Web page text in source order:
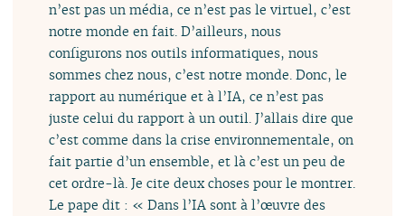
n’est pas un média, ce n’est pas le virtuel, c’est
notre monde en fait. D’ailleurs, nous
configurons nos outils informatiques, nous
sommes chez nous, c’est notre monde. Donc, le
rapport au numérique et à l’IA, ce n’est pas
juste celui du rapport à un outil. J’allais dire que
c’est comme dans la crise environnementale, on
fait partie d’un ensemble, et là c’est un peu de
cet ordre-là. Je cite deux choses pour le montrer.
Le pape dit : « Dans l’IA sont à l’œuvre des